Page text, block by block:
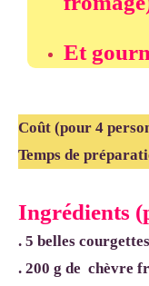
Et
Coût (pour 4
Temps de
Ingrédients
. 5 belles courgettes
. 200 g de chèvre